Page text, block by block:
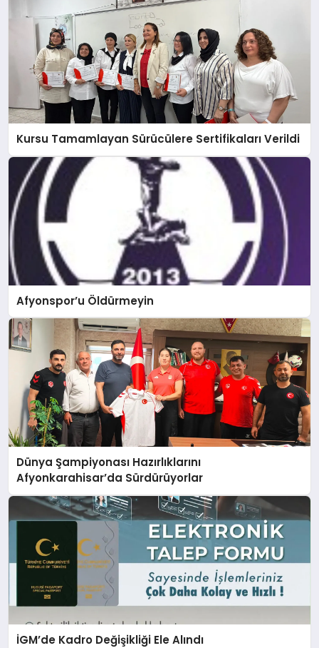
Kursu Tamamlayan Sürücülere Sertifikaları Verildi
Afyonspor’u Öldürmeyin
Dünya Şampiyonası Hazırlıklarını
Afyonkarahisar’da Sürdürüyorlar
İGM’de Kadro Değişikliği Ele Alındı